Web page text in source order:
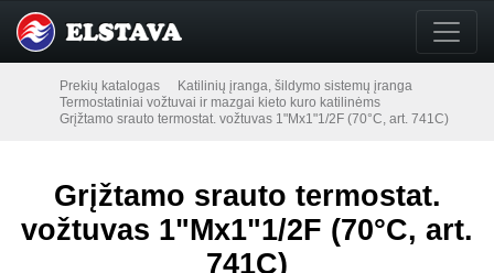
Prekių katalogas
Katilinių įranga, šildymo sistemų įranga
Termostatiniai vožtuvai ir mazgai kieto kuro katilinėms
Grįžtamo srauto termostat. vožtuvas 1"Mx1"1/2F (70°C, art. 741C)
Grįžtamo srauto termostat.
vožtuvas 1"Mx1"1/2F (70°C, art.
741C)